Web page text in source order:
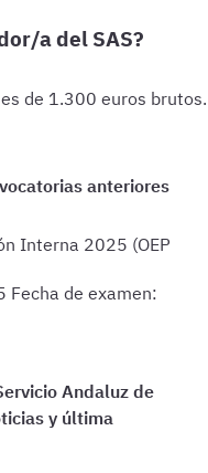
a del SAS?
de 1.300 euros brutos.
Interna 2025 (OEP
Fecha de examen: